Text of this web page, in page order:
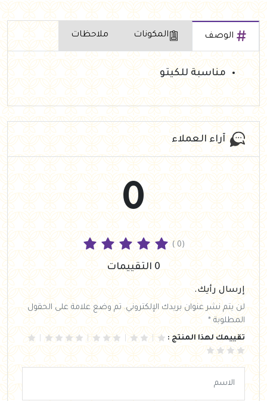
الوصف المكونات ملاحظات
مناسبة للكيتو
آراء العملاء
0
( 0)
0 التقييمات
إرسال رأيك.
لن يتم نشر عنوان بريدك الإلكتروني. تم وضع علامة على الحقول
المطلوبة *
تقييمك لهذا المنتج :